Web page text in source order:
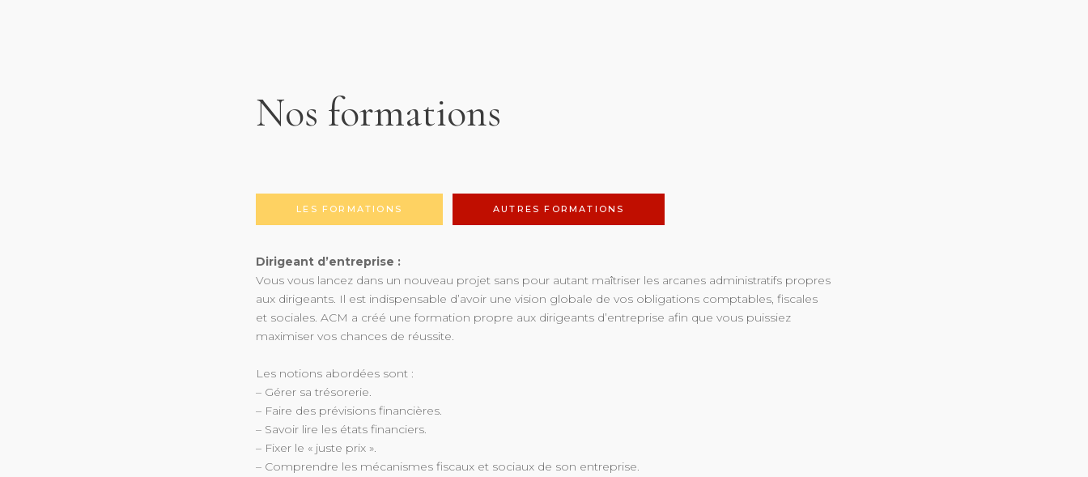
Nos formations
LES FORMATIONS AUTRES FORMATIONS
Dirigeant d’entreprise :
Vous vous lancez dans un nouveau projet sans pour autant maîtriser les arcanes administratifs propres
aux dirigeants. Il est indispensable d’avoir une vision globale de vos obligations comptables, fiscales
et sociales. ACM a créé une formation propre aux dirigeants d’entreprise afin que vous puissiez
maximiser vos chances de réussite.
Les notions abordées sont :
– Gérer sa trésorerie.
– Faire des prévisions financières.
– Savoir lire les états financiers.
– Fixer le « juste prix ».
– Comprendre les mécanismes fiscaux et sociaux de son entreprise.